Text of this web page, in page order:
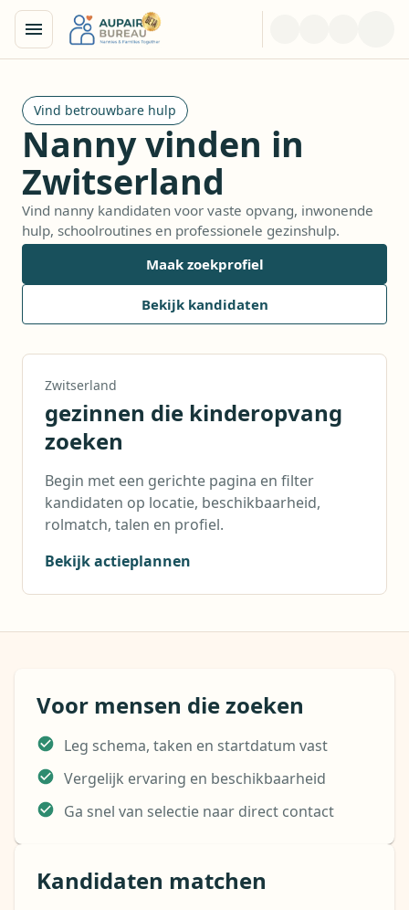
Vind betrouwbare hulp
Nanny vinden in
Zwitserland
Vind nanny kandidaten voor vaste opvang, inwonende
hulp, schoolroutines en professionele gezinshulp.
Maak zoekprofiel
Bekijk kandidaten
Zwitserland
gezinnen die kinderopvang
zoeken
Begin met een gerichte pagina en filter
kandidaten op locatie, beschikbaarheid,
rolmatch, talen en profiel.
Bekijk actieplannen
Voor mensen die zoeken
Leg schema, taken en startdatum vast
Vergelijk ervaring en beschikbaarheid
Ga snel van selectie naar direct contact
Kandidaten matchen